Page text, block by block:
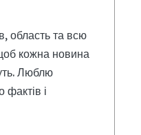
область та всю
кожна новина
Люблю
і